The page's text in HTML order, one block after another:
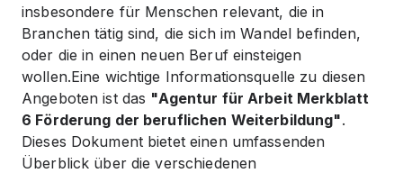
insbesondere für Menschen relevant, die in
Branchen tätig sind, die sich im Wandel befinden,
oder die in einen neuen Beruf einsteigen
wollen.Eine wichtige Informationsquelle zu diesen
Angeboten ist das "Agentur für Arbeit Merkblatt
6 Förderung der beruflichen Weiterbildung".
Dieses Dokument bietet einen umfassenden
Überblick über die verschiedenen